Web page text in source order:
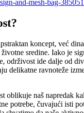
and-mesh-bag-
koncept, već
sredine. Iako je
održivost ide dalje od
delikatne ravnoteže
oblikuje naš napredak
potrebe, čuvajući isti